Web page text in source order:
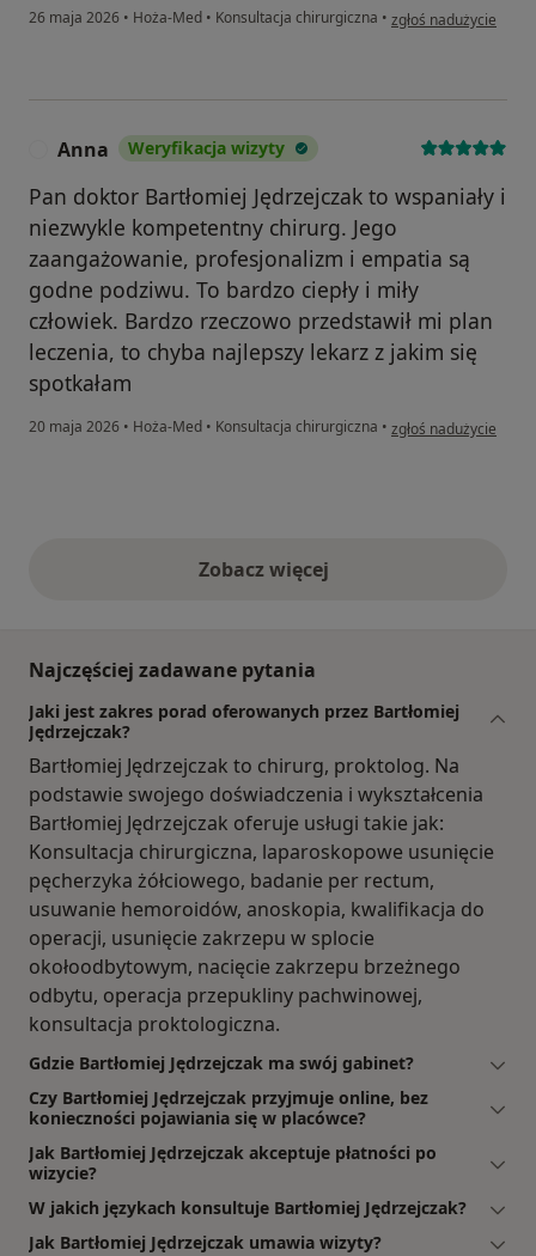
26 maja 2026 • Hoża-Med • Konsultacja chirurgiczna • w opinii użytkownika
zgłoś nadużycie
Anna Weryfikacja wizyty
Pan doktor Bartłomiej Jędrzejczak to wspaniały i
niezwykle kompetentny chirurg. Jego
zaangażowanie, profesjonalizm i empatia są
godne podziwu. To bardzo ciepły i miły
człowiek. Bardzo rzeczowo przedstawił mi plan
leczenia, to chyba najlepszy lekarz z jakim się
spotkałam
20 maja 2026 • Hoża-Med • Konsultacja chirurgiczna • w opinii użytkownika
zgłoś nadużycie
Zobacz więcejopinie powyżej
Najczęściej zadawane pytania
Jaki jest zakres porad oferowanych przez Bartłomiej
Jędrzejczak?
Bartłomiej Jędrzejczak to chirurg, proktolog. Na
podstawie swojego doświadczenia i wykształcenia
Bartłomiej Jędrzejczak oferuje usługi takie jak:
Konsultacja chirurgiczna, laparoskopowe usunięcie
pęcherzyka żółciowego, badanie per rectum,
usuwanie hemoroidów, anoskopia, kwalifikacja do
operacji, usunięcie zakrzepu w splocie
okołoodbytowym, nacięcie zakrzepu brzeżnego
odbytu, operacja przepukliny pachwinowej,
konsultacja proktologiczna.
Gdzie Bartłomiej Jędrzejczak ma swój gabinet?
Czy Bartłomiej Jędrzejczak przyjmuje online, bez
konieczności pojawiania się w placówce?
Jak Bartłomiej Jędrzejczak akceptuje płatności po
wizycie?
W jakich językach konsultuje Bartłomiej Jędrzejczak?
Jak Bartłomiej Jędrzejczak umawia wizyty?